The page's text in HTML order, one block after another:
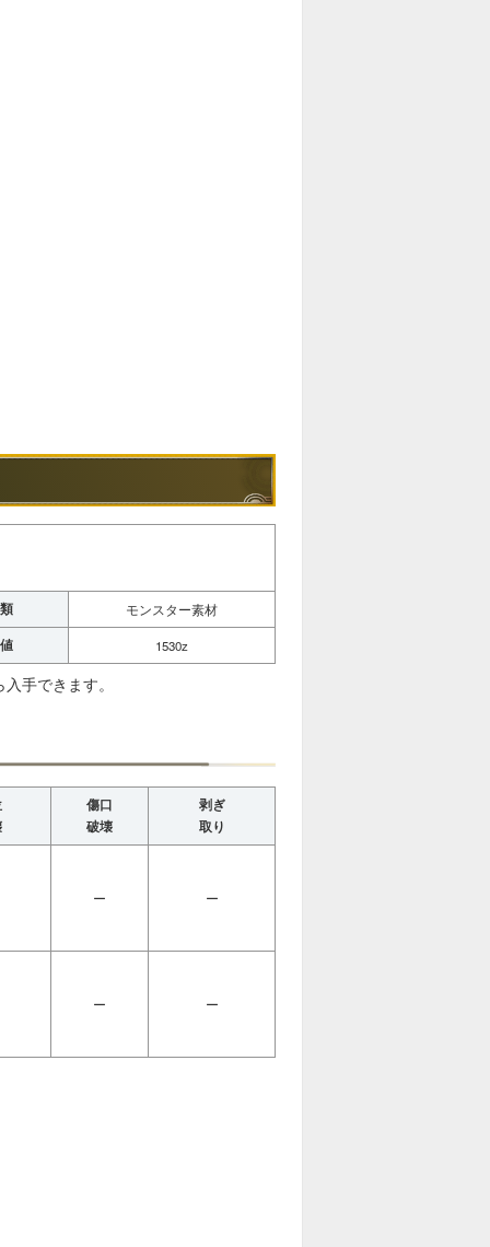
モンスター素材
1530z
手できます。
傷口
破壊
剥ぎ
取り
ー ー
ー ー